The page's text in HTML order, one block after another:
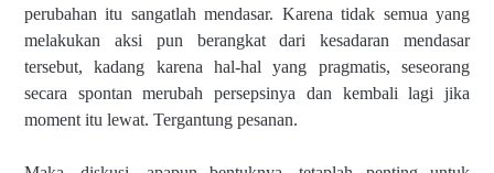
perubahan itu sangatlah mendasar. Karena tidak semua yang
melakukan aksi pun berangkat dari kesadaran mendasar
tersebut, kadang karena hal-hal yang pragmatis, seseorang
secara spontan merubah persepsinya dan kembali lagi jika
moment itu lewat. Tergantung pesanan.